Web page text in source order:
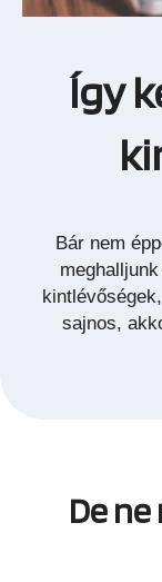
Így
Bár nem
sajnos,
De